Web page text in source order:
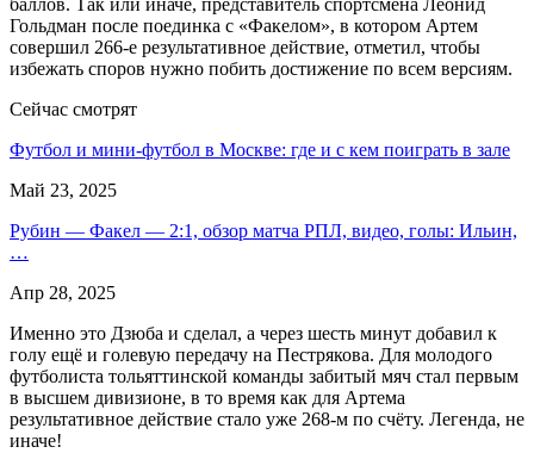
баллов. Так или иначе, представитель спортсмена Леонид
Гольдман после поединка с «Факелом», в котором Артем
совершил 266-е результативное действие, отметил, чтобы
избежать споров нужно побить достижение по всем версиям.
Сейчас смотрят
Футбол и мини-футбол в Москве: где и с кем поиграть в зале
Май 23, 2025
Рубин — Факел — 2:1, обзор матча РПЛ, видео, голы: Ильин,
…
Апр 28, 2025
Именно это Дзюба и сделал, а через шесть минут добавил к
голу ещё и голевую передачу на Пестрякова. Для молодого
футболиста тольяттинской команды забитый мяч стал первым
в высшем дивизионе, в то время как для Артема
результативное действие стало уже 268-м по счёту. Легенда, не
иначе!